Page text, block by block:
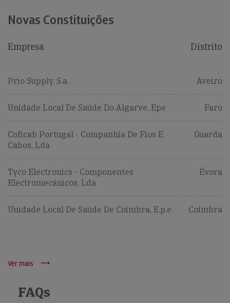
Novas Constituições
Empresa Distrito
Prio Supply, S.a. Aveiro
Unidade Local De Saúde Do Algarve, Epe Faro
Coficab Portugal - Companhia De Fios E
Cabos, Lda
Guarda
Tyco Electronics - Componentes
Electromecânicos, Lda
Évora
Unidade Local De Saúde De Coimbra, E.p.e. Coimbra
Ver mais
FAQs